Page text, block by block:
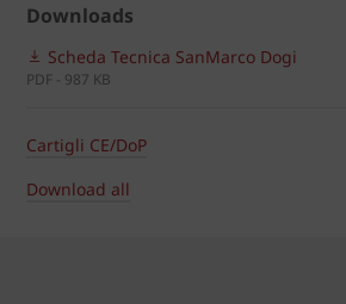
Downloads
Scheda Tecnica SanMarco Dogi
PDF - 987 KB
Cartigli CE/DoP
Download all